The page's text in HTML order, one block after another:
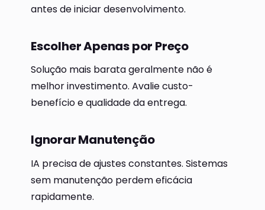
antes de iniciar desenvolvimento.
Escolher Apenas por Preço
Solução mais barata geralmente não é
melhor investimento. Avalie custo-
benefício e qualidade da entrega.
Ignorar Manutenção
IA precisa de ajustes constantes. Sistemas
sem manutenção perdem eficácia
rapidamente.